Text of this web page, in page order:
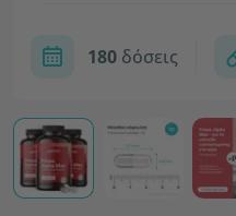
180 δόσεις